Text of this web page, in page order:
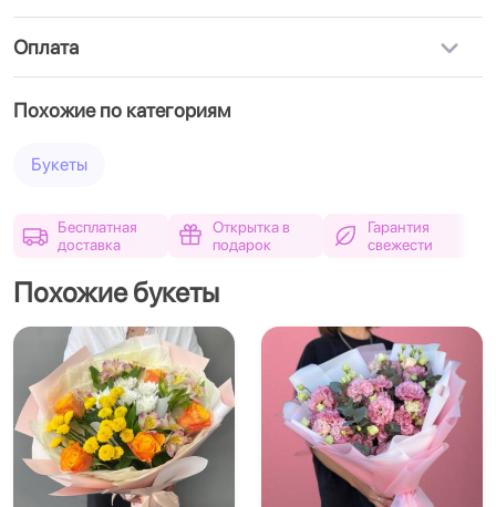
Оплата
Похожие по категориям
Букеты
Бесплатная
доставка
Открытка в
подарок
Гарантия
свежести
Похожие букеты